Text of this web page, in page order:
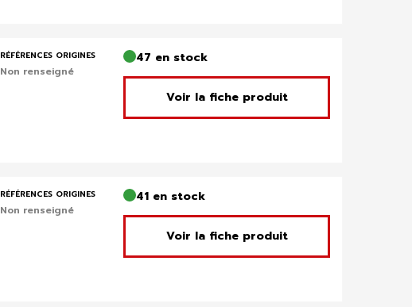
RÉFÉRENCES ORIGINES
Non renseigné
47 en stock
Voir la fiche produit
RÉFÉRENCES ORIGINES
Non renseigné
41 en stock
Voir la fiche produit